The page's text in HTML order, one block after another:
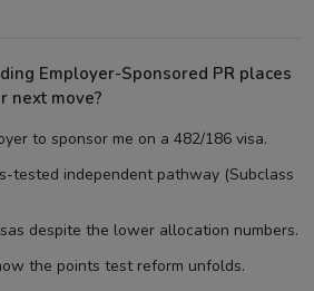
Employer-Sponsored PR places
next move?
to sponsor me on a 482/186 visa.
tested independent pathway (Subclass
despite the lower allocation numbers.
the points test reform unfolds.